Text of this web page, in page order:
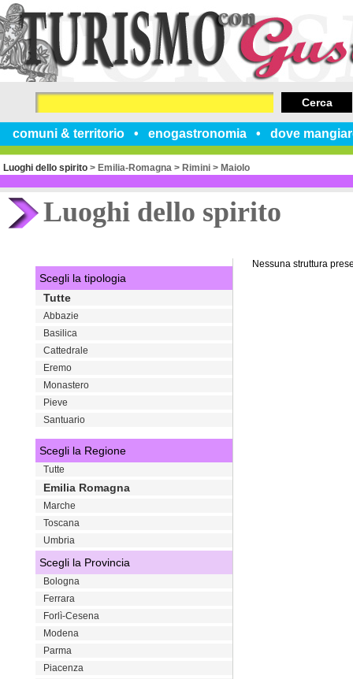
comuni & territorio enogastronomia dove
Cerca
Luoghi dello spirito > Emilia-Romagna > Rimini > Maiolo
Luoghi dello spirito
Nessuna struttura
Scegli la tipologia
Tutte
Abbazie
Basilica
Cattedrale
Eremo
Monastero
Pieve
Santuario
Scegli la Regione
Tutte
Emilia Romagna
Marche
Toscana
Umbria
Scegli la Provincia
Bologna
Ferrara
Forlì-Cesena
Modena
Parma
Piacenza